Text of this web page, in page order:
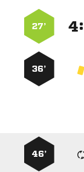
:
27’
36’
46’